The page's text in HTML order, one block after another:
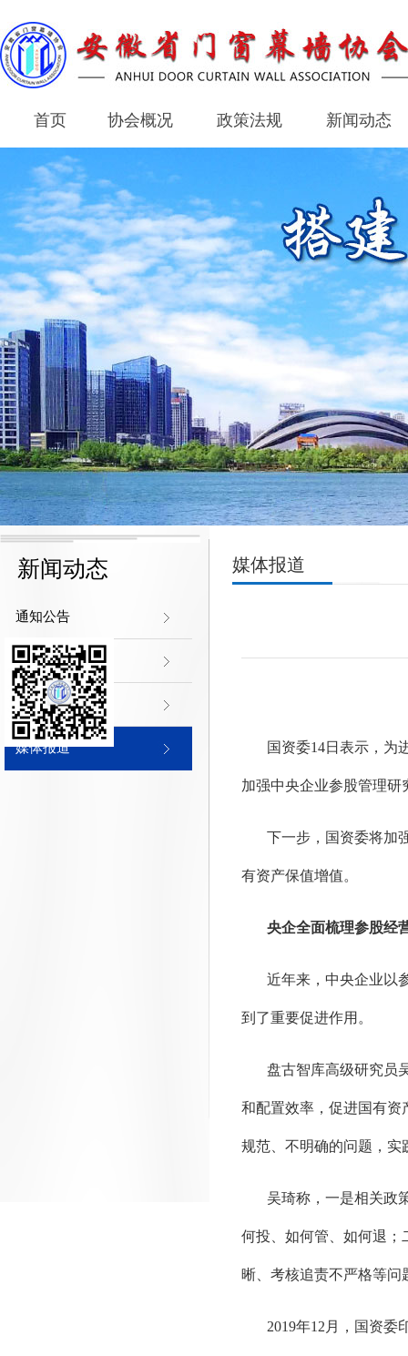
首页
首页
协会概况
协会概况
政策法规 新闻动态
新闻动态
新闻动态
通知公告
协会新闻
行业新闻
媒体报道
媒体报道
国资委14日表示，为
加强中央企业参股管理
下一步，国资委将加
有资产保值增值。
央企全面梳理参股经
近年来，中央企业以
到了重要促进作用。
盘古智库高级研究员
和配置效率，促进国有资
规范、不明确的问题，实
吴琦称，一是相关政
何投、如何管、如何退；
晰、考核追责不严格等
2019年12月，国资